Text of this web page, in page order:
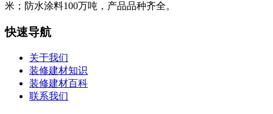
米；防水涂料100万吨，产品品种齐全。
快速导航
关于我们
装修建材知识
装修建材百科
联系我们